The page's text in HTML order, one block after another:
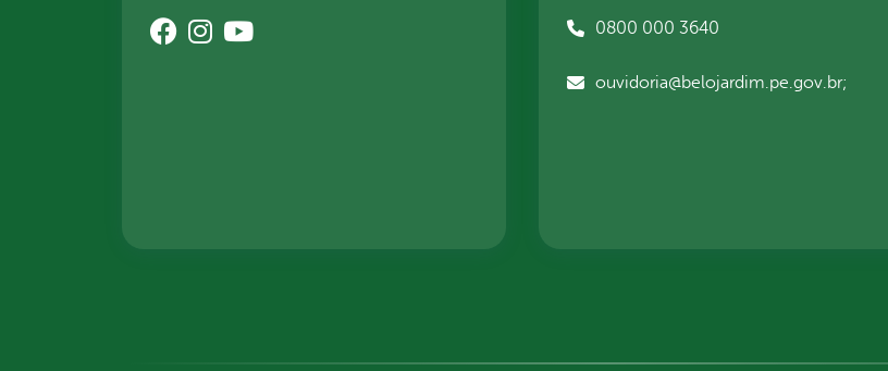
0800 000 3640
ouvidoria@belojardim.pe.gov.br;